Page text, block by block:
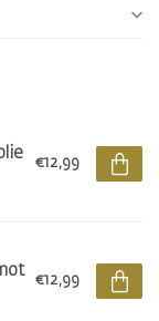
€12,99
€12,99